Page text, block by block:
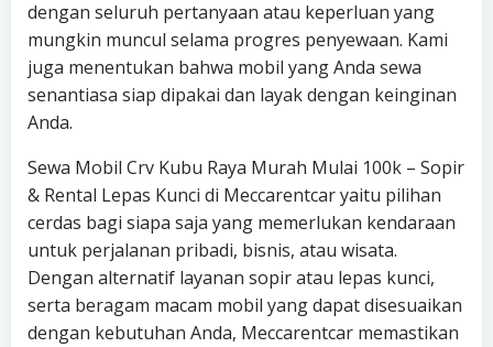
dengan seluruh pertanyaan atau keperluan yang
mungkin muncul selama progres penyewaan. Kami
juga menentukan bahwa mobil yang Anda sewa
senantiasa siap dipakai dan layak dengan keinginan
Anda.
Sewa Mobil Crv Kubu Raya Murah Mulai 100k – Sopir
& Rental Lepas Kunci di Meccarentcar yaitu pilihan
cerdas bagi siapa saja yang memerlukan kendaraan
untuk perjalanan pribadi, bisnis, atau wisata.
Dengan alternatif layanan sopir atau lepas kunci,
serta beragam macam mobil yang dapat disesuaikan
dengan kebutuhan Anda, Meccarentcar memastikan